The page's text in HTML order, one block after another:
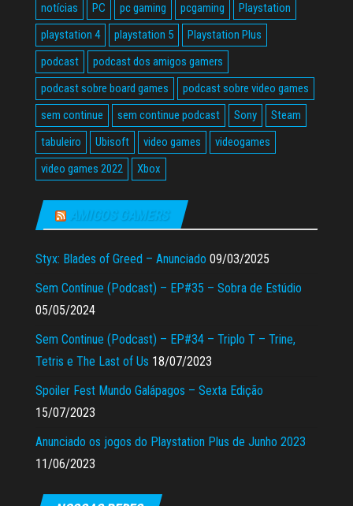
notícias
PC pc gaming pcgaming
Playstation
playstation 4
playstation 5
Playstation Plus
podcast
podcast dos amigos gamers
podcast sobre board games
podcast sobre video games
sem continue
sem continue podcast Sony
Steam
tabuleiro
Ubisoft video games
videogames
video games 2022
Xbox
AMIGOS GAMERS
Styx: Blades of Greed – Anunciado 09/03/2025
Sem Continue (Podcast) – EP#35 – Sobra de Estúdio
05/05/2024
Sem Continue (Podcast) – EP#34 – Triplo T – Trine,
Tetris e The Last of Us 18/07/2023
Spoiler Fest Mundo Galápagos – Sexta Edição
15/07/2023
Anunciado os jogos do Playstation Plus de Junho 2023
11/06/2023